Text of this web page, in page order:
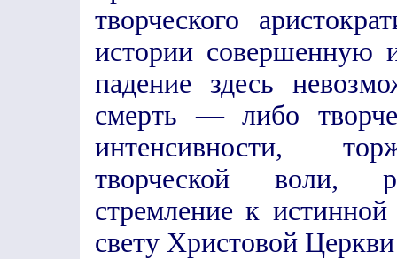
творческого
истории
падение здесь
смерть — либо
интенсивности,
творческой воли,
стремление к
свету Христовой